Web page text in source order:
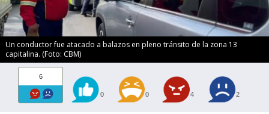
Un conductor fue atacado a balazos en pleno tránsito de la zona 13
capitalina. (Foto: CBM)
6
0 0 4 2